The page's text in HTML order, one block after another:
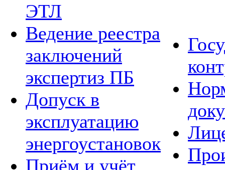
ЭТЛ
Ведение реестра
заключений
экспертиз ПБ
Допуск в
эксплуатацию
энергоустановок
Приём и учёт